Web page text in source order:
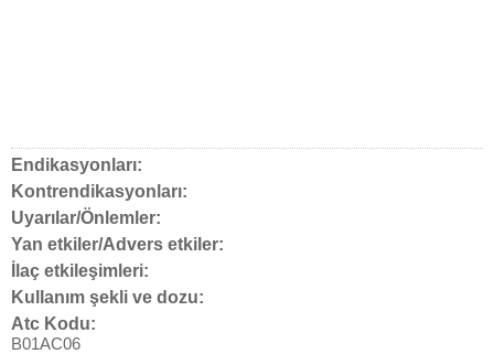
Endikasyonları:
Kontrendikasyonları:
Uyarılar/Önlemler:
Yan etkiler/Advers etkiler:
İlaç etkileşimleri:
Kullanım şekli ve dozu:
Atc Kodu:
B01AC06